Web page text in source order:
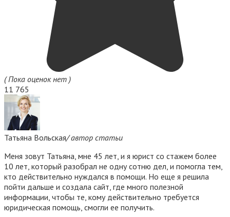
( Пока оценок нет )
11 765
Татьяна Вольская/ автор статьи
Меня зовут Татьяна, мне 45 лет, и я юрист со стажем более
10 лет, который разобрал не одну сотню дел, и помогла тем,
кто действительно нуждался в помощи. Но еще я решила
пойти дальше и создала сайт, где много полезной
информации, чтобы те, кому действительно требуется
юридическая помощь, смогли ее получить.